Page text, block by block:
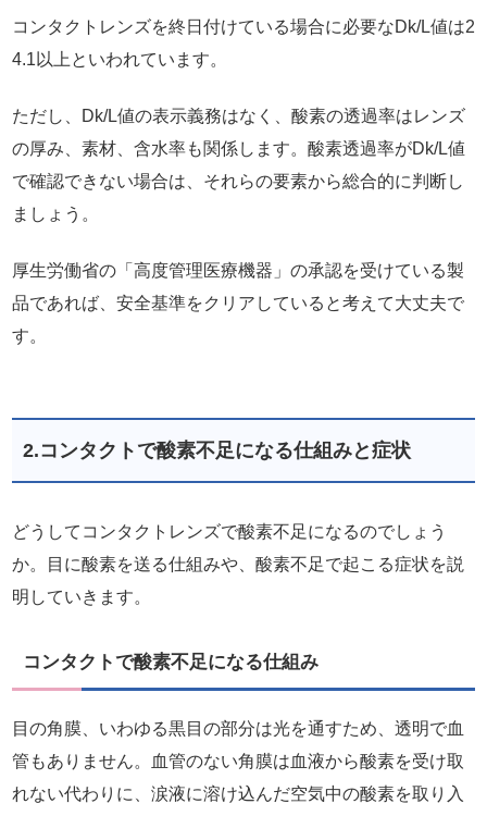
コンタクトレンズを終日付けている場合に必要なDk/L値は2
4.1以上といわれています。
ただし、Dk/L値の表示義務はなく、酸素の透過率はレンズ
の厚み、素材、含水率も関係します。酸素透過率がDk/L値
で確認できない場合は、それらの要素から総合的に判断し
ましょう。
厚生労働省の「高度管理医療機器」の承認を受けている製
品であれば、安全基準をクリアしていると考えて大丈夫で
す。
2.コンタクトで酸素不足になる仕組みと症状
どうしてコンタクトレンズで酸素不足になるのでしょう
か。目に酸素を送る仕組みや、酸素不足で起こる症状を説
明していきます。
コンタクトで酸素不足になる仕組み
目の角膜、いわゆる黒目の部分は光を通すため、透明で血
管もありません。血管のない角膜は血液から酸素を受け取
れない代わりに、涙液に溶け込んだ空気中の酸素を取り入